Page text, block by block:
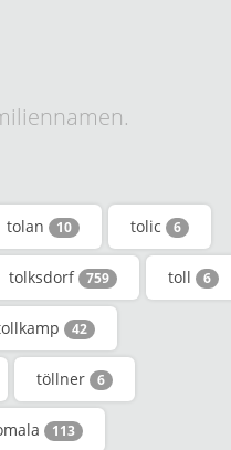
tolan 10 tolic 6
tolksdorf 759 toll 6
42
töllner 6
113